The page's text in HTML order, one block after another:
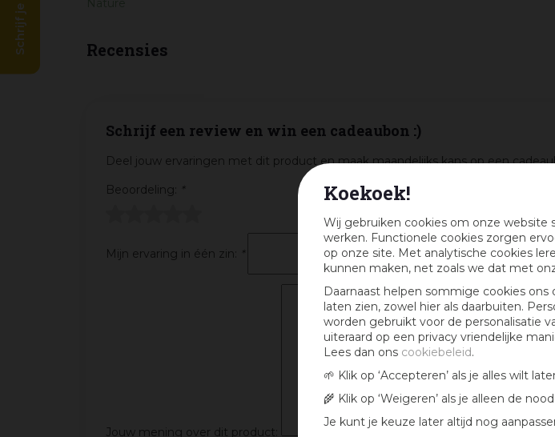
Koekoek!
Wij gebruiken cookies om onze website
werken. Functionele cookies zorgen
op onze site. Met analytische cookies
kunnen maken, net zoals we dat met
Daarnaast helpen sommige cookies
laten zien, zowel hier als daarbuiten.
worden gebruikt voor de personalisatie
uiteraard op een privacy vriendelijke
Lees dan ons cookiebeleid.
🌱 Klik op ‘Accepteren’ als je alles wilt
🌾 Klik op ‘Weigeren’ als je alleen de
Je kunt je keuze later altijd nog
Recensies
Schrijf een review en win een cadeaubon :)
Deel jouw ervaringen met dit product en maak maandelijks kans op een
Beoordeling:
*
Mijn ervaring in één zin: *
Jouw mening over dit product: